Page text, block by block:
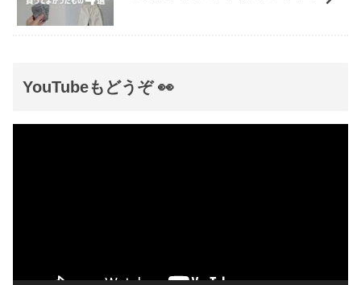
YouTubeもどうぞ 👀